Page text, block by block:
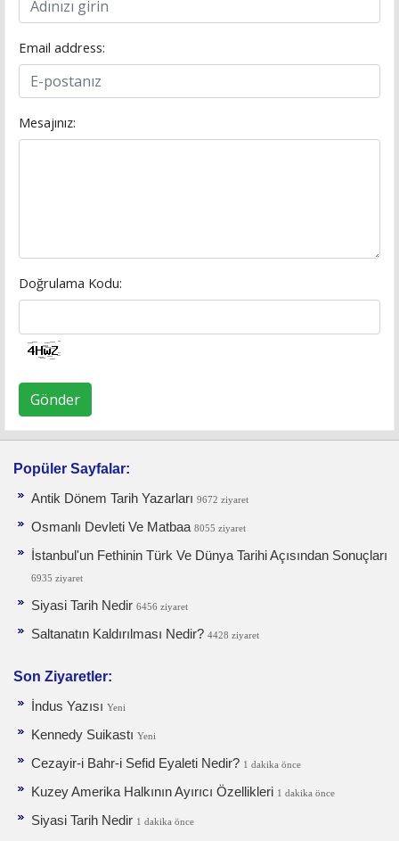
Email address:
Mesajınız:
Doğrulama Kodu:
Gönder
Popüler Sayfalar:
Antik Dönem Tarih Yazarları 9672 ziyaret
Osmanlı Devleti Ve Matbaa 8055 ziyaret
İstanbul'un Fethinin Türk Ve Dünya Tarihi Açısından Sonuçları
6935 ziyaret
Siyasi Tarih Nedir 6456 ziyaret
Saltanatın Kaldırılması Nedir? 4428 ziyaret
Son Ziyaretler:
İndus Yazısı Yeni
Kennedy Suikastı Yeni
Cezayir-i Bahr-i Sefid Eyaleti Nedir? 1 dakika önce
Kuzey Amerika Halkının Ayırıcı Özellikleri 1 dakika önce
Siyasi Tarih Nedir 1 dakika önce